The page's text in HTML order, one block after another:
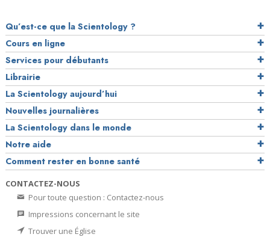
Qu’est-ce que la Scientology ?
Cours en ligne
Services pour débutants
Librairie
La Scientology aujourd’hui
Nouvelles journalières
La Scientology dans le monde
Notre aide
Comment rester en bonne santé
CONTACTEZ-NOUS
Pour toute question : Contactez-nous
Impressions concernant le site
Trouver une Église